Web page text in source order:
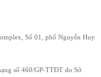
Số 01, phố Nguyễn Huy
số 460/GP-TTĐT do Sở